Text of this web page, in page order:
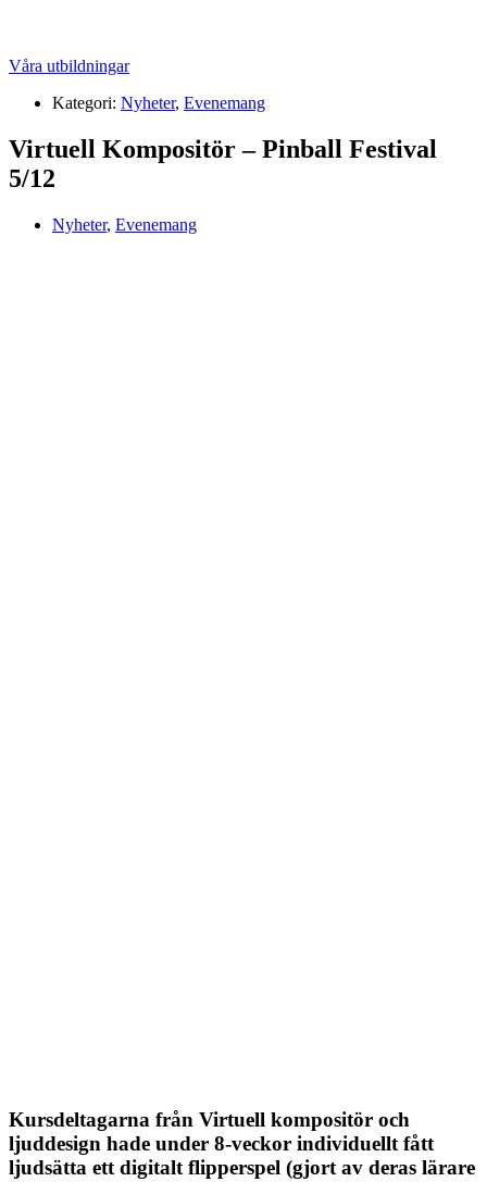
Våra utbildningar
Kategori: Nyheter, Evenemang
Virtuell Kompositör – Pinball Festival
5/12
Nyheter, Evenemang
Kursdeltagarna från Virtuell kompositör och
ljuddesign hade under 8-veckor individuellt fått
ljudsätta ett digitalt flipperspel (gjort av deras lärare